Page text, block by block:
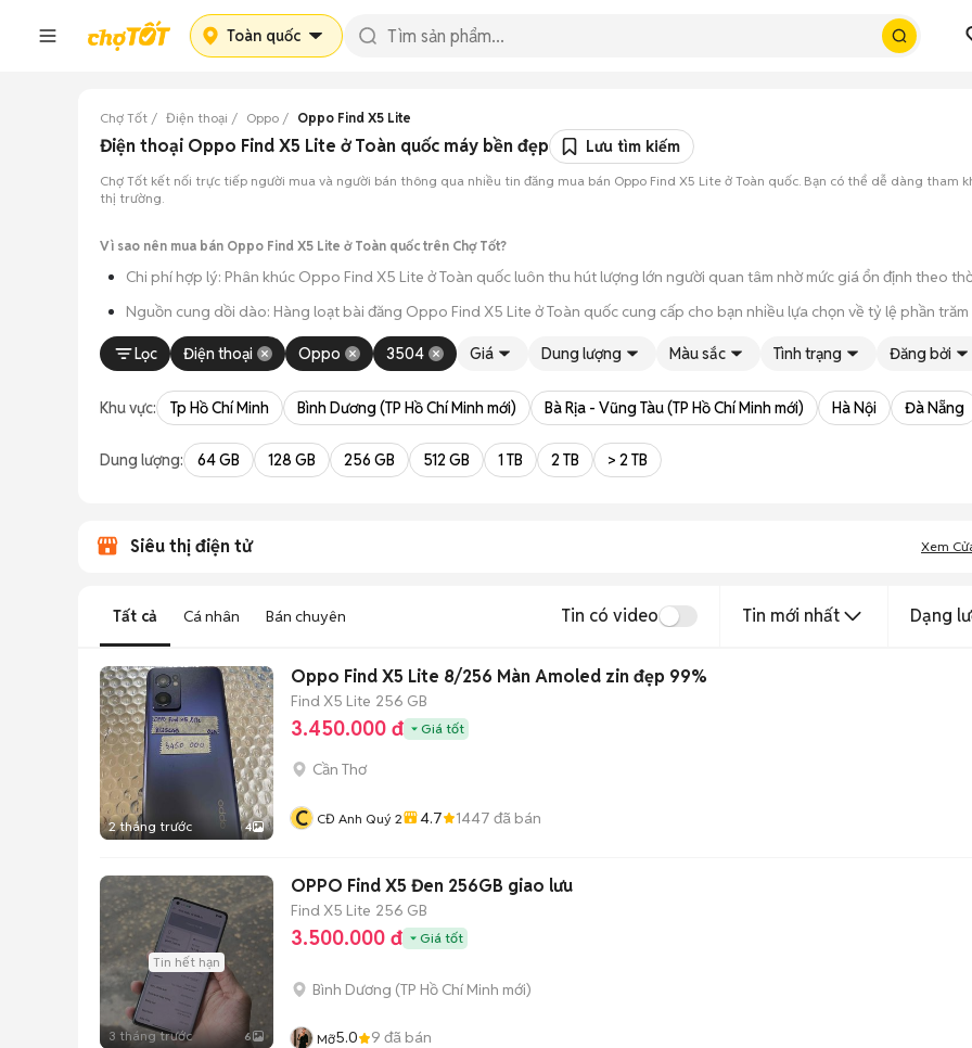
Toàn quốc
Chợ Tốt Điện thoại Oppo Oppo Find X5 Lite
Điện thoại Oppo Find X5 Lite ở Toàn quốc máy bền đẹp Lưu tìm kiếm
Chợ Tốt kết nối trực tiếp người mua và người bán thông qua nhiều tin đăng mua bán Oppo Find X5 Lite ở Toàn quốc. Bạn có thể dễ dàng tham
thị trường.
Vì sao nên mua bán Oppo Find X5 Lite ở Toàn quốc trên Chợ Tốt?
Chi phí hợp lý: Phân khúc Oppo Find X5 Lite ở Toàn quốc luôn thu hút lượng lớn người quan tâm nhờ mức giá ổn định theo
Nguồn cung dồi dào: Hàng loạt bài đăng Oppo Find X5 Lite ở Toàn quốc cung cấp cho bạn nhiều lựa chọn về tỷ lệ phần
Giao dịch thực tế: Việc gặp nhau trực tiếp giúp bạn có thời gian cầm máy trên tay, test kỹ càng để tránh rủi ro khi mua đồ
Lọc Điện thoại Oppo 3504 Giá Dung lượng Màu sắc Tình trạng Đăng bởi
Khu vực: Tp Hồ Chí Minh Bình Dương (TP Hồ Chí Minh mới) Bà Rịa - Vũng Tàu (TP Hồ Chí Minh mới) Hà Nội Đà Nẵng
Dung lượng: 64 GB 128 GB 256 GB 512 GB 1 TB 2 TB > 2 TB
Siêu thị điện tử Xem
Tất cả Cá nhân Bán chuyên Tin có video Tin mới nhất Dạng
2 tháng trước 4
Oppo Find X5 Lite 8/256 Màn Amoled zin đẹp 99%
Find X5 Lite 256 GB
3.450.000 đ Giá tốt
Cần Thơ
C CĐ Anh Quý 2 4.7 1447 đã bán
Tin hết hạn
3 tháng trước 6
OPPO Find X5 Đen 256GB giao lưu
Find X5 Lite 256 GB
3.500.000 đ Giá tốt
Bình Dương (TP Hồ Chí Minh mới)
Mỡ5.0 9 đã bán